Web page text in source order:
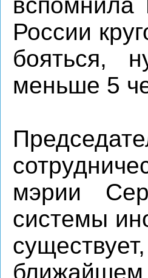
России
бояться,
меньше 5
мэрии
системы